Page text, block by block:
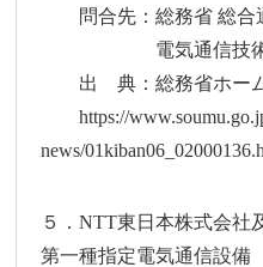
問合先：総務省 総合
電気通信技術シス
出 典：総務省ホー
https://
news/
５．NTT東日本株式会社
第一種指定電気通信設備